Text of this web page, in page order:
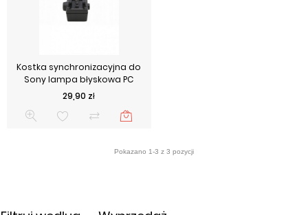
Kostka synchronizacyjna do
Sony lampa błyskowa PC
Cena
29,90 zł